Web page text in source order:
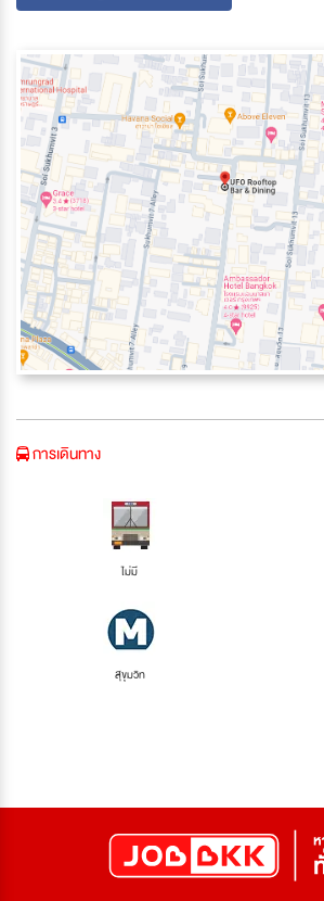
การเดินทาง
ไม่มี
สุขุมวิท